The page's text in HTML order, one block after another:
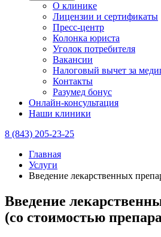
О клинике
Лицензии и сертификаты
Пресс-центр
Колонка юриста
Уголок потребителя
Вакансии
Налоговый вычет за
Контакты
Разумед бонус
Онлайн-консультация
Наши клиники
8 (843) 205-23-25
Главная
Услуги
Введение лекарственных
Введение
(со стоимостью